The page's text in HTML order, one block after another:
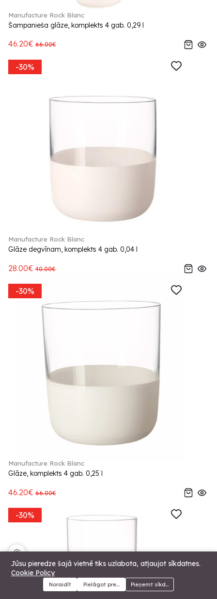
Menu Kategorijas Meklēt Grozs
Manufacture Rock Blanc
Šampanieša glāze, komplekts 4 gab. 0,29 l
46.20€ 66.00€
-30%
Manufacture Rock Blanc
Glāze degvīnam, komplekts 4 gab. 0,04 l
28.00€ 40.00€
-30%
Manufacture Rock Blanc
Glāze, komplekts 4 gab. 0,25 l
46.20€ 66.00€
-30%
Jūsu pieredze šajā vietnē tiks uzlabota, atļaujot sīkdatnes.
Cookie Policy
Noraidīt Pielāgot preferencesPieņemt sīkdatnes
🍪